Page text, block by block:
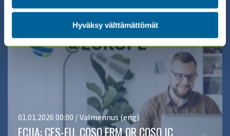
Hyväksy välttämättömät
01.01.2026 00:00 / Valmennus (eng)
ECIIA: CFS-EU, COSO ERM OR COSO IC